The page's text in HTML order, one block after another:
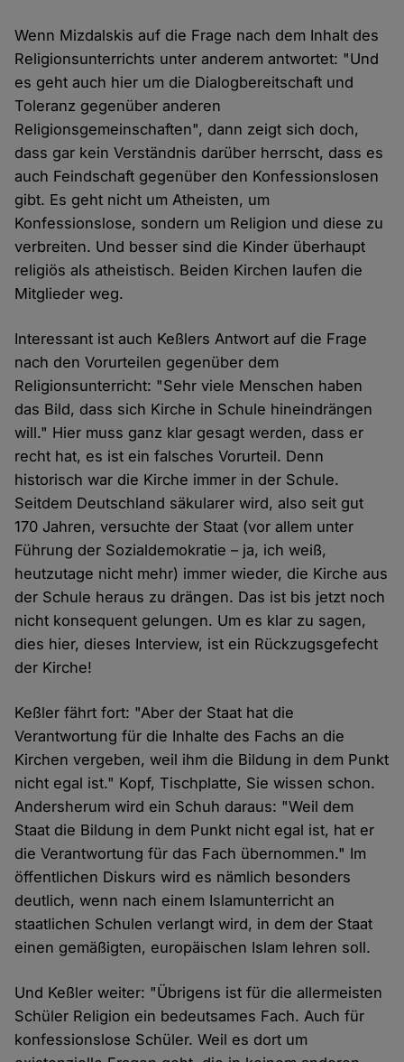
Wenn Mizdalskis auf die Frage nach dem Inhalt des
Religionsunterrichts unter anderem antwortet: "Und
es geht auch hier um die Dialogbereitschaft und
Toleranz gegenüber anderen
Religionsgemeinschaften", dann zeigt sich doch,
dass gar kein Verständnis darüber herrscht, dass es
auch Feindschaft gegenüber den Konfessionslosen
gibt. Es geht nicht um Atheisten, um
Konfessionslose, sondern um Religion und diese zu
verbreiten. Und besser sind die Kinder überhaupt
religiös als atheistisch. Beiden Kirchen laufen die
Mitglieder weg.
Interessant ist auch Keßlers Antwort auf die Frage
nach den Vorurteilen gegenüber dem
Religionsunterricht: "Sehr viele Menschen haben
das Bild, dass sich Kirche in Schule hineindrängen
will." Hier muss ganz klar gesagt werden, dass er
recht hat, es ist ein falsches Vorurteil. Denn
historisch war die Kirche immer in der Schule.
Seitdem Deutschland säkularer wird, also seit gut
170 Jahren, versuchte der Staat (vor allem unter
Führung der Sozialdemokratie – ja, ich weiß,
heutzutage nicht mehr) immer wieder, die Kirche aus
der Schule heraus zu drängen. Das ist bis jetzt noch
nicht konsequent gelungen. Um es klar zu sagen,
dies hier, dieses Interview, ist ein Rückzugsgefecht
der Kirche!
Keßler fährt fort: "Aber der Staat hat die
Verantwortung für die Inhalte des Fachs an die
Kirchen vergeben, weil ihm die Bildung in dem Punkt
nicht egal ist." Kopf, Tischplatte, Sie wissen schon.
Andersherum wird ein Schuh daraus: "Weil dem
Staat die Bildung in dem Punkt nicht egal ist, hat er
die Verantwortung für das Fach übernommen." Im
öffentlichen Diskurs wird es nämlich besonders
deutlich, wenn nach einem Islamunterricht an
staatlichen Schulen verlangt wird, in dem der Staat
einen gemäßigten, europäischen Islam lehren soll.
Und Keßler weiter: "Übrigens ist für die allermeisten
Schüler Religion ein bedeutsames Fach. Auch für
konfessionslose Schüler. Weil es dort um